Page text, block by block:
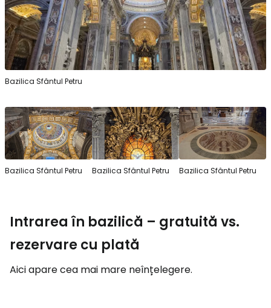
Bazilica Sfântul Petru
Bazilica Sfântul Petru Bazilica Sfântul Petru Bazilica Sfântul Petru
Intrarea în bazilică – gratuită vs.
rezervare cu plată
Aici apare cea mai mare neînțelegere.